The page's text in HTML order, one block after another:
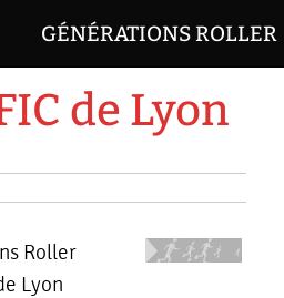
GÉNÉRATIONS ROLLER
de Lyon
Roller
Lyon